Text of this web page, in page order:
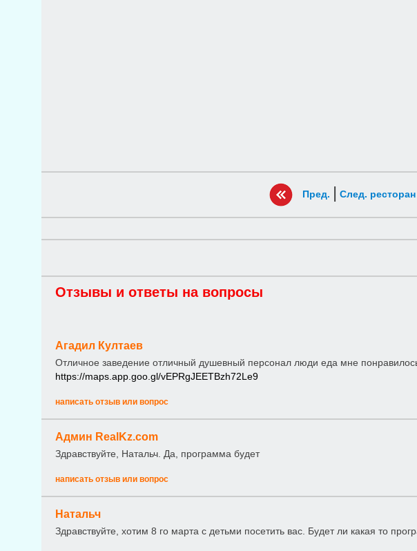
Пред. | След. ресторан
Отзывы и ответы на вопросы
Агадил Култаев
Отличное заведение отличный душевный персонал люди еда мне
https://maps.app.goo.gl/vEPRgJEETBzh72Le9
написать отзыв или вопрос
Админ RealKz.com
Здравствуйте, Натальч. Да, программа будет
написать отзыв или вопрос
Натальч
Здравствуйте, хотим 8 го марта с детьми посетить вас. Будет ли какая то